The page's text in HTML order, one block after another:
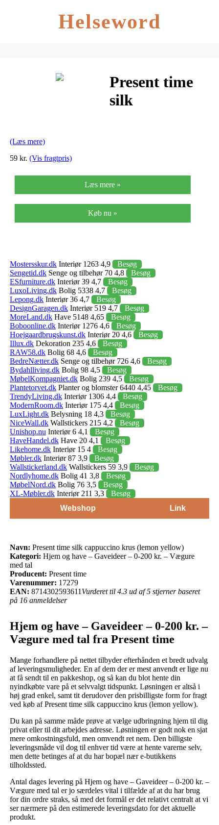
Helseword
Present time
silk
(Læs mere)
59 kr. (Vis fragtpris)
Læs mere »
Køb nu »
Mostersskur.dk Interiør 1263 4,9
Besøg
Sengetid.dk Senge og tilbehør 70 4,8
Besøg
ESfurniture.dk Interiør 39 4,7
Besøg
LuxoLiving.dk Bolig 5338 4,7
Besøg
Lepong.dk Interiør 36 4,7
Besøg
DesignGaragen.dk Interiør 519 4,7
Besøg
MoreLand.dk Have 5148 4,65
Besøg
Boboonline.dk Interiør 1276 4,6
Besøg
Hoejgaardbrugskunst.dk Interiør 20 4,6
Besøg
Illux.dk Dekoration 235 4,6
Besøg
RAW58.dk Bolig 68 4,6
Besøg
BedreNætter.dk Senge og tilbehør 726 4,6
Besøg
Bydahlliving.dk Bolig 98 4,5
Besøg
MøbelKompagniet.dk Bolig 239 4,5
Besøg
Plantetorvet.dk Planter og blomster 6440 4,45
Besøg
TrendyLiving.dk Interiør 1306 4,4
Besøg
ModernRoom.dk Interiør 175 4,4
Besøg
LuxLight.dk Belysning 18 4,3
Besøg
NiceWall.dk Wallstickers 215 4,2
Besøg
Unishop.nu Interiør 6 4,1
Besøg
HaveHandel.dk Have 20 4,1
Besøg
Likehome.dk Interiør 15 4
Besøg
Møbler.dk Interiør 87 3,9
Besøg
Wallstickerland.dk Wallstickers 59 3,9
Besøg
Nordlyhome.dk Bolig 41 3,8
Besøg
MøbelNord.dk Bolig 76 3,5
Besøg
XL-Møbler.dk Interiør 211 3,3
Besøg
Webshop
Link
Navn: Present time silk cappuccino krus (lemon yellow)
Kategori: Hjem og have – Gaveideer – 0-200 kr. – Vægure
med tal
Producent: Present time
Varenummer: 17279
EAN: 8714302593611 Vurderet til 4.3 ud af 5 stjerner baseret
på 16 anmeldelser
Hjem og have – Gaveideer – 0-200 kr. –
Vægure med tal fra Present time
Mange forhandlere på nettet tilbyder efterhånden et bredt udvalg
af leveringsmuligheder. En af dem der er mest anvendt er lige nu
at få sendt til en pakkeshop, og så kan du blot hente din
nyindkøbte vare på et selvvalgt tidspunkt. Løsningen er altså i
høj grad enkel, samt tit derudover den prisbilligste form for fragt
ved køb af Present time silk cappuccino krus (lemon yellow).
Du kan på samme måde prøve at vælge udbringning hjem til dig
privat eller til dit arbejdes adresse. Løsningen er godt nok en sjat
mere omkostningsfuld, men omvendt ret nem. Den billigste
leveringsmåde vil dog til enhver tid være at hente varerne selv,
men dette betinges af at du har bopæl nær e-butikkens
tilholdssted.
Antal dages levering på Hjem og have – Gaveideer – 0-200 kr. –
Vægure med tal er jo særdeles vital i tilfælde af at du har brug
for din ordre straks, så med det formål er det relativt centralt at vi
ser nærmere på den estimerede leveringsdato for det aktuelle
produkt.